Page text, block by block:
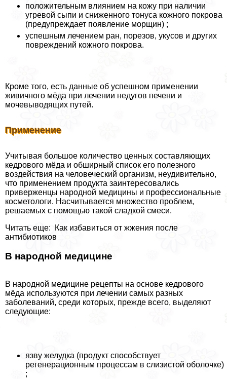
положительным влиянием на кожу при наличии
угревой сыпи и сниженного тонуса кожного покрова
(предупреждает появление морщин) ;
успешным лечением ран, порезов, укусов и других
повреждений кожного покрова.
Кроме того, есть данные об успешном применении
живичного мёда при лечении недугов печени и
мочевыводящих путей.
Применение
Учитывая большое количество ценных составляющих
кедрового мёда и обширный список его полезного
воздействия на человеческий организм, неудивительно,
что применением продукта заинтересовались
приверженцы народной медицины и профессиональные
косметологи. Насчитывается множество проблем,
решаемых с помощью такой сладкой смеси.
Читать еще: Как избавиться от жжения после
антибиотиков
В народной медицине
В народной медицине рецепты на основе кедрового
мёда используются при лечении самых разных
заболеваний, среди которых, прежде всего, выделяют
следующие:
язву желудка (продукт способствует
регенерационным процессам в слизистой оболочке)
;